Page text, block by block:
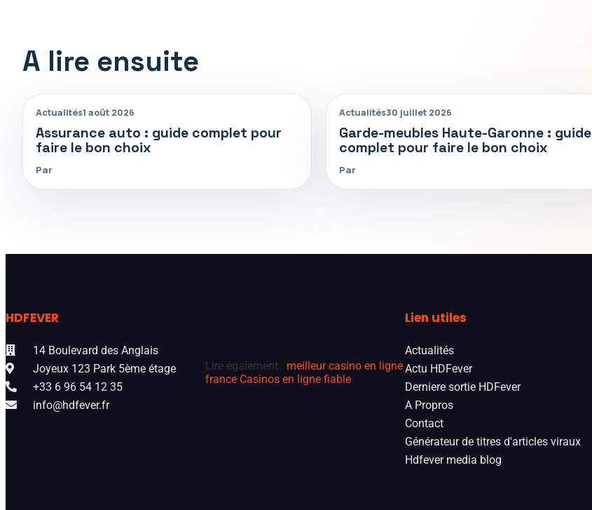
A lire ensuite
Actualités1 août 2026
Assurance auto : guide complet pour
faire le bon choix
Par
Actualités30 juillet 2026
Garde-meubles Haute-Garonne : guide
complet pour faire le bon choix
Par
HDFEVER
14 Boulevard des Anglais
Joyeux 123 Park 5ème étage
+33 6 96 54 12 35
info@hdfever.fr
Lire également : meilleur casino en ligne
france Casinos en ligne fiable
Lien utiles
Actualités
Actu HDFever
Derniere sortie HDFever
A Propros
Contact
Générateur de titres d'articles viraux
Hdfever media blog